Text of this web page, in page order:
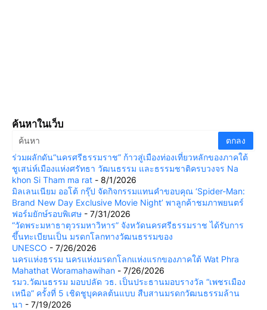
ค้นหาในเว็บ
ร่วมผลักดัน“นครศรีธรรมราช” ก้าวสู่เมืองท่องเที่ยวหลักของภาคใต้
ชูเสน่ห์เมืองแห่งศรัทธา วัฒนธรรม และธรรมชาติครบวงจร Na
khon Si Tham ma rat - 8/1/2026
มิลเลนเนียม ออโต้ กรุ๊ป จัดกิจกรรมแทนคำขอบคุณ ‘Spider-Man:
Brand New Day Exclusive Movie Night’ พาลูกค้าชมภาพยนตร์
ฟอร์มยักษ์รอบพิเศษ - 7/31/2026
“วัดพระมหาธาตุวรมหาวิหาร” จังหวัดนครศรีธรรมราช ได้รับการ
ขึ้นทะเบียนเป็น มรดกโลกทางวัฒนธรรมของ
UNESCO - 7/26/2026
นครแห่งธรรม นครแห่งมรดกโลกแห่งแรกของภาคใต้ Wat Phra
Mahathat Woramahawihan - 7/26/2026
รมว.วัฒนธรรม มอบปลัด วธ. เป็นประธานมอบรางวัล “เพชรเมือง
เหนือ” ครั้งที่ 5 เชิดชูบุคคลต้นแบบ สืบสานมรดกวัฒนธรรมล้าน
นา - 7/19/2026